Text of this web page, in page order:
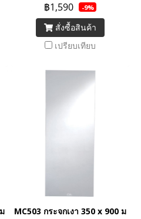
฿1,590 -9%
สั่งซื้อสินค้า
เปรียบเทียบ
มม. (ติดได้ทั้งแนวตั้งและแนวนอน)
MC503 กระจกเงา 350 x 900 ม